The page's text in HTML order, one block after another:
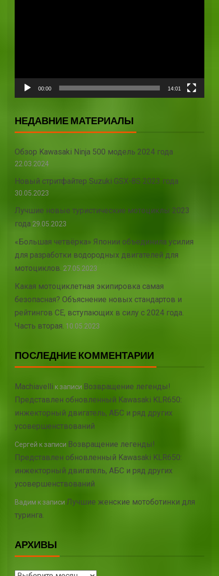
00:00 14:01
НЕДАВНИЕ МАТЕРИАЛЫ
Обзор Kawasaki Ninja 500 модель 2024 года
22.03.2024
Новый стритфайтер Suzuki GSX-8S 2023 года
30.05.2023
Лучшие новые туристические мотоциклы 2023
года 29.05.2023
«Большая четвёрка» Японии объединила усилия
для разработки водородных двигателей для
мотоциклов. 27.05.2023
Какая мотоциклетная экипировка самая
безопасная? Объяснение новых стандартов и
рейтингов CE, вступающих в силу с 2024 года.
Часть вторая. 10.05.2023
ПОСЛЕДНИЕ КОММЕНТАРИИ
Machiavelli к записи Возвращение легенды!
Представлен обновленный Kawasaki KLR650:
инжекторный двигатель, АБС и ряд других
усовершенствований
Сергей к записи Возвращение легенды!
Представлен обновленный Kawasaki KLR650:
инжекторный двигатель, АБС и ряд других
усовершенствований
Вадим к записи Лучшие женские мотоботинки для
туринга.
АРХИВЫ